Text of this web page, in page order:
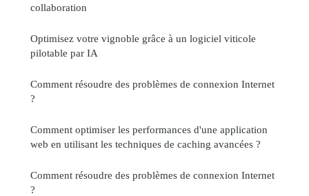
collaboration
Optimisez votre vignoble grâce à un logiciel viticole
pilotable par IA
Comment résoudre des problèmes de connexion Internet
?
Comment optimiser les performances d'une application
web en utilisant les techniques de caching avancées ?
Comment résoudre des problèmes de connexion Internet
?